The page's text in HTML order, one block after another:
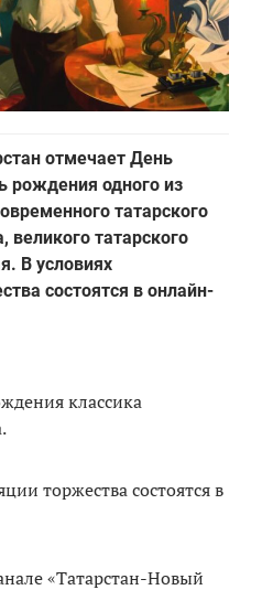
отмечает День
рождения одного из
татарского
великого татарского
В условиях
состоятся в онлайн-
классика
торжества состоятся в
«Татарстан-Новый